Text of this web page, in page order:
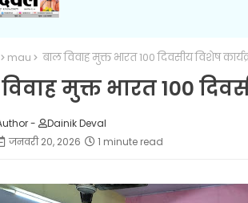
mau बाल विवाह मुक्त भारत 100 दिवसीय विशेष
मुक्त भारत 100
-
Dainik Deval
जनवरी 20, 2026
1 minute read